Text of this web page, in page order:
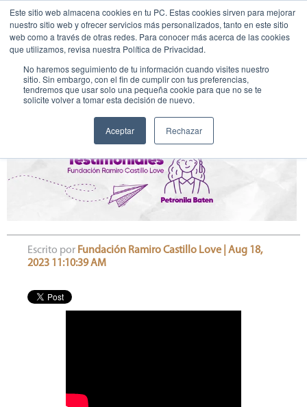
Este sitio web almacena cookies en tu PC. Estas cookies sirven para mejorar
nuestro sitio web y ofrecer servicios más personalizados, tanto en este sitio
web como a través de otras redes. Para conocer más acerca de las cookies
que utilizamos, revisa nuestra Política de Privacidad.
No haremos seguimiento de tu información cuando visites nuestro
sitio. Sin embargo, con el fin de cumplir con tus preferencias,
tendremos que usar solo una pequeña cookie para que no se te
solicite volver a tomar esta decisión de nuevo.
Aceptar Rechazar
Escrito por Fundación Ramiro Castillo Love | Aug 18,
2023 11:10:39 AM